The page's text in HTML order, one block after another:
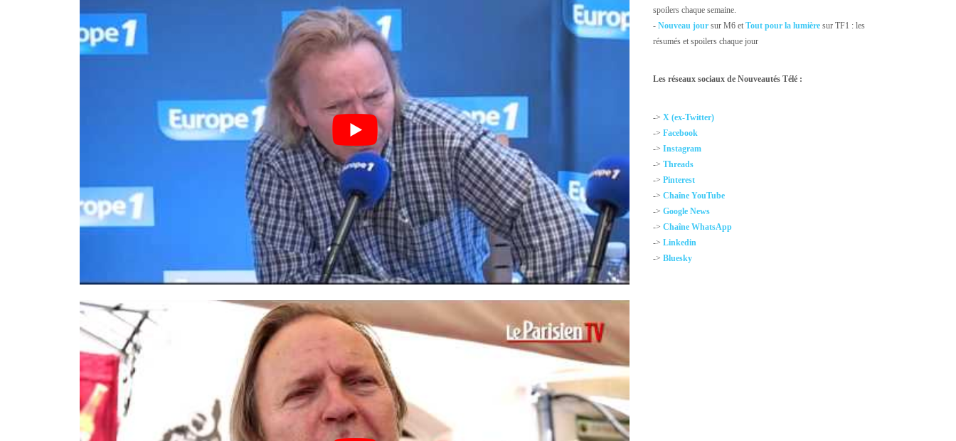
spoilers chaque semaine.
-Nouveau jour sur M6 etTout pour la lumière sur TF1 : les
résumés et spoilers chaque jour
Les réseaux sociaux de Nouveautés Télé :
->X (ex-Twitter)
->Facebook
->Instagram
->Threads
->Pinterest
->Chaîne YouTube
->Google News
->Chaîne WhatsApp
->Linkedin
->Bluesky